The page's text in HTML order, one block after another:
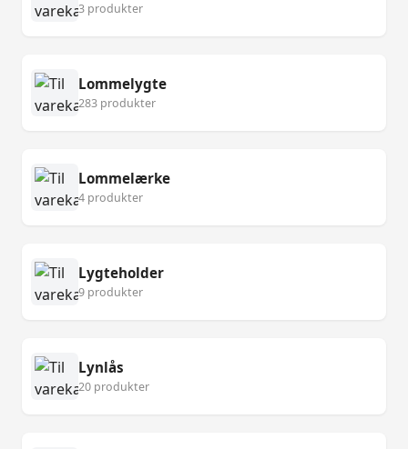
3 produkter
Lommelygte
283 produkter
Lommelærke
4 produkter
Lygteholder
9 produkter
Lynlås
20 produkter